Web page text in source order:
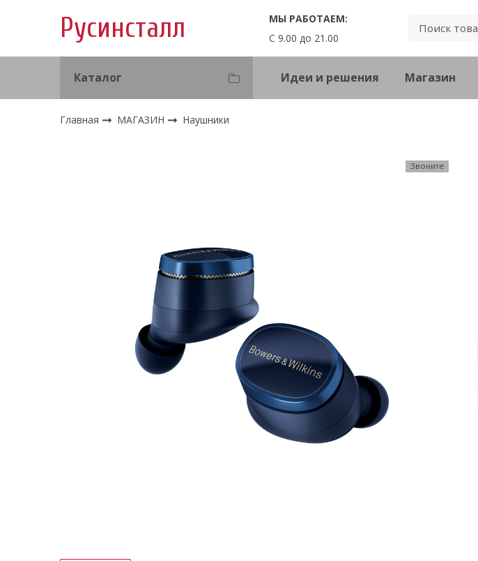
Русинсталл
МЫ РАБОТАЕМ:
С 9.00 до 21.00
Каталог Идеи и решения Магазин
Главная МАГАЗИН Наушники
Звоните